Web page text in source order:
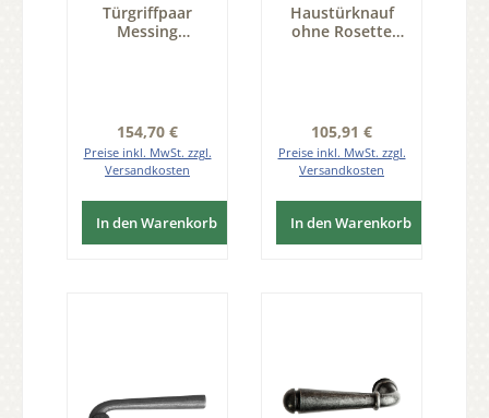
Türgriffpaar
Messing
Regulärer Preis:
154,70 €
Preise inkl. MwSt. zzgl.
Versandkosten
In den Warenkorb
Haustürknauf
ohne Rosette
Regulärer Preis:
105,91 €
Preise inkl. MwSt. zzgl.
Versandkosten
In den Warenkorb